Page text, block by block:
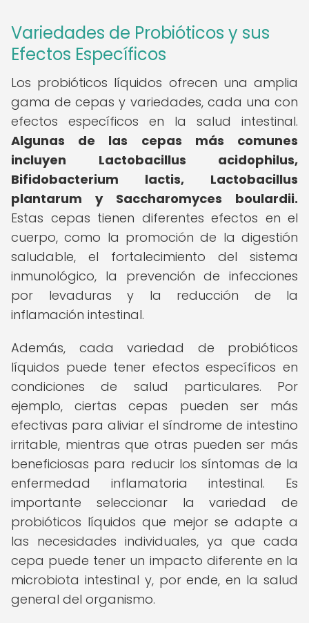
Variedades de Probióticos y sus
Efectos Específicos
Los probióticos líquidos ofrecen una amplia
gama de cepas y variedades, cada una con
efectos específicos en la salud intestinal.
Algunas de las cepas más comunes
incluyen Lactobacillus acidophilus,
Bifidobacterium lactis, Lactobacillus
plantarum y Saccharomyces boulardii.
Estas cepas tienen diferentes efectos en el
cuerpo, como la promoción de la digestión
saludable, el fortalecimiento del sistema
inmunológico, la prevención de infecciones
por levaduras y la reducción de la
inflamación intestinal.
Además, cada variedad de probióticos
líquidos puede tener efectos específicos en
condiciones de salud particulares. Por
ejemplo, ciertas cepas pueden ser más
efectivas para aliviar el síndrome de intestino
irritable, mientras que otras pueden ser más
beneficiosas para reducir los síntomas de la
enfermedad inflamatoria intestinal. Es
importante seleccionar la variedad de
probióticos líquidos que mejor se adapte a
las necesidades individuales, ya que cada
cepa puede tener un impacto diferente en la
microbiota intestinal y, por ende, en la salud
general del organismo.